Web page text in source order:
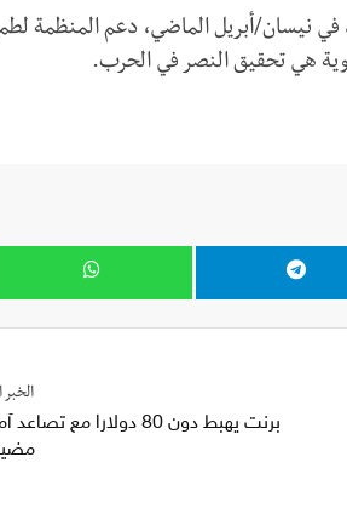
في نيسان/أبريل الماضي، دعم المنظمة
هي تحقيق النصر في الحرب.
الخبر
برنت يهبط دون 80 دولارا مع